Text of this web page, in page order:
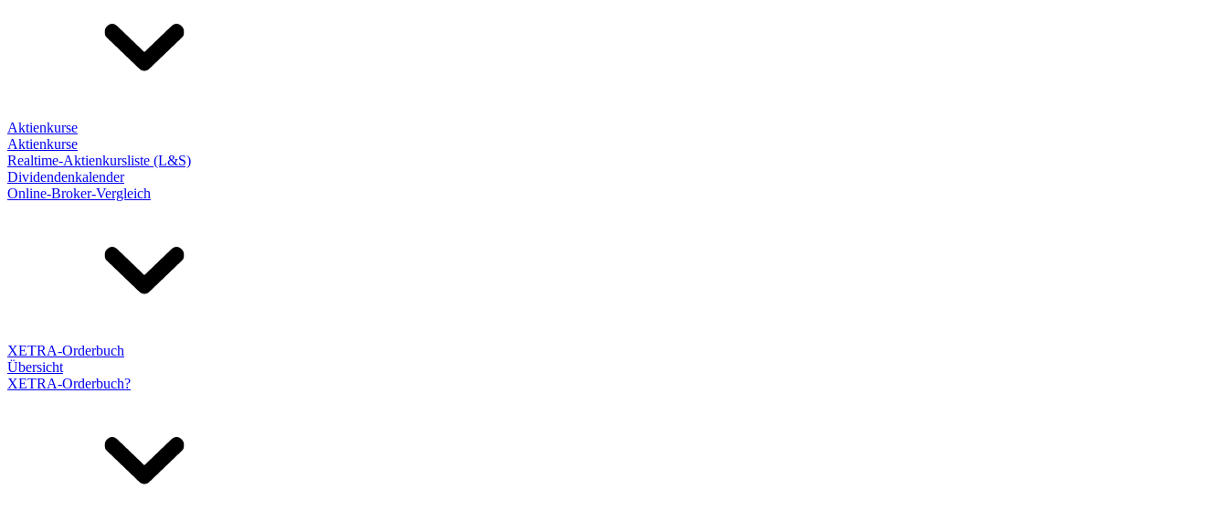
Aktienkurse
Aktienkurse
Realtime-Aktienkursliste (L&S)
Dividendenkalender
Online-Broker-Vergleich
XETRA-Orderbuch
Übersicht
XETRA-Orderbuch?